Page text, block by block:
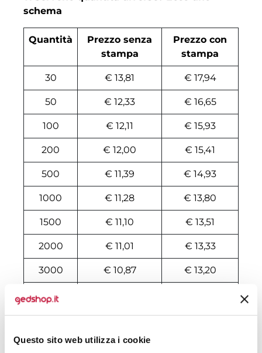
Questo sito web utilizza i cookie
schema
Quantità
Prezzo senza
stampa
Prezzo con
stampa
30 € 13,81 € 17,94
50 € 12,33 € 16,65
100 € 12,11 € 15,93
200 € 12,00 € 15,41
500 € 11,39 € 14,93
1000 € 11,28 € 13,80
1500 € 11,10 € 13,51
2000 € 11,01 € 13,33
3000 € 10,87 € 13,20
5000
10000 € 10,46 € 12,63